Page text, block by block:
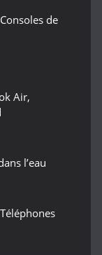
de
Air,
l’eau